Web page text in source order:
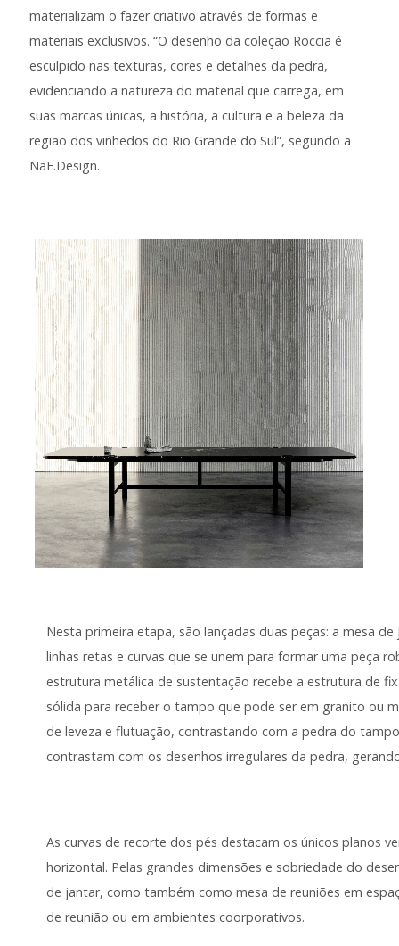
materializam o fazer criativo através de formas e
materiais exclusivos. “O desenho da coleção Roccia é
esculpido nas texturas, cores e detalhes da pedra,
evidenciando a natureza do material que carrega, em
suas marcas únicas, a história, a cultura e a beleza da
região dos vinhedos do Rio Grande do Sul”, segundo a
NaE.Design.
Nesta primeira etapa, são lançadas duas peças: a mesa
linhas retas e curvas que se unem para formar uma peça
estrutura metálica de sustentação recebe a estrutura de
sólida para receber o tampo que pode ser em granito ou
de leveza e flutuação, contrastando com a pedra do
contrastam com os desenhos irregulares da pedra,
As curvas de recorte dos pés destacam os únicos planos
horizontal. Pelas grandes dimensões e sobriedade do
de jantar, como também como mesa de reuniões em
de reunião ou em ambientes coorporativos.